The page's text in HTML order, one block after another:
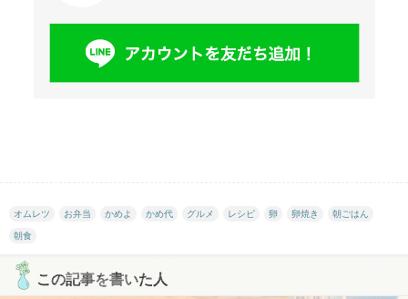
オムレツ お弁当 かめよ かめ代 グルメ レシピ 卵 卵焼き 朝ごはん
朝食
この記事を書いた人